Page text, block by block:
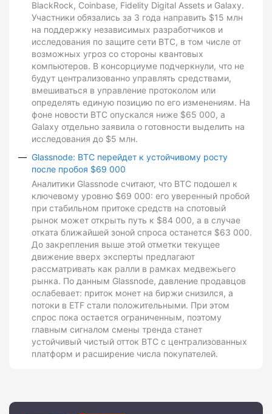
BlackRock, Coinbase, Fidelity Digital Assets и Galaxy.
Участники обязались за 3 года направить $15 млн
на поддержку независимых разработчиков и
исследования по защите сети BTC, в том числе от
возможных угроз со стороны квантовых
компьютеров. В консорциуме подчеркнули, что не
будут централизованно управлять средствами,
вмешиваться в управление протоколом или
определять единую позицию по его изменениям. На
фоне новости BTC опускался ниже $65 000, а
Galaxy отдельно заявила о готовности выделить на
исследования до $5 млн.
Glassnode: BTC перейдет к устойчивому росту
после пробоя $69 000
Аналитики Glassnode считают, что BTC подошел к
ключевому уровню $69 000: его уверенный пробой
при стабильном притоке средств на спотовый
рынок может открыть путь к $84 000, а в случае
отката ближайшей зоной спроса останется $63 000.
До закрепления выше этой отметки текущее
движение вверх эксперты предлагают
рассматривать как ралли в рамках медвежьего
рынка. По данным Glassnode, давление продавцов
ослабевает: приток монет на биржи снизился, а
потоки в ETF стали положительными. При этом
спрос пока остается ограниченным, поэтому
главным сигналом смены тренда станет
устойчивый чистый отток BTC с централизованных
платформ и расширение числа покупателей.